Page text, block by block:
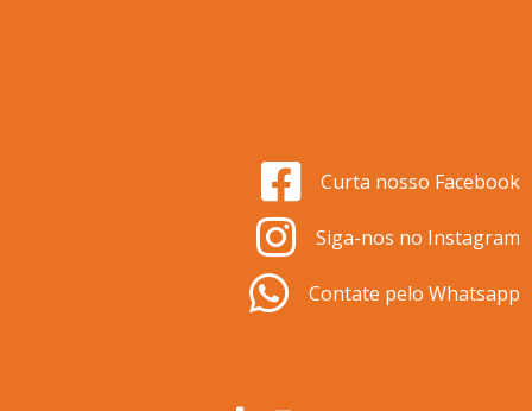
Curta nosso Facebook
Siga-nos no Instagram
Contate pelo Whatsapp